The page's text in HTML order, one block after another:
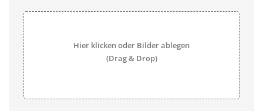
Hier klicken oder Bilder ablegen
(Drag & Drop)